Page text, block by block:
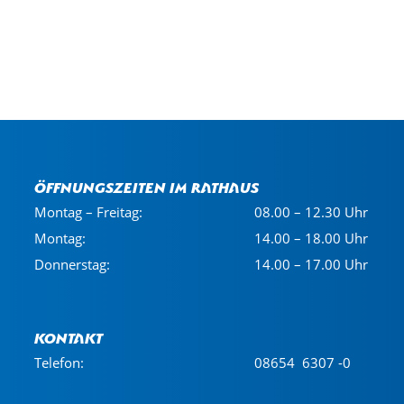
Öffnungszeiten im Rathaus
Montag – Freitag:
08.00 – 12.30 Uhr
Montag:
14.00 – 18.00 Uhr
Donnerstag:
14.00 – 17.00 Uhr
Kontakt
Telefon: 08654 6307 -0